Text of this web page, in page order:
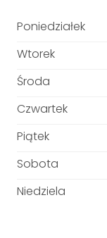
Poniedziałek
Wtorek
Środa
Czwartek
Piątek
Sobota
Niedziela